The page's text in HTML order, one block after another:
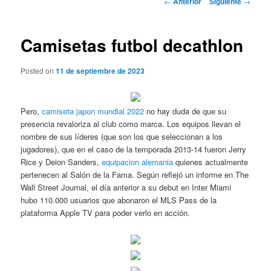
Camisetas futbol decathlon
Posted on11 de septiembre de 2023
Pero,camiseta japon mundial 2022 no hay duda de que su
presencia revaloriza al club como marca. Los equipos llevan el
nombre de sus líderes (que son los que seleccionan a los
jugadores), que en el caso de la temporada 2013-14 fueron Jerry
Rice y Deion Sanders,equipacion alemania quienes actualmente
pertenecen al Salón de la Fama. Según reflejó un informe en The
Wall Street Journal, el día anterior a su debut en Inter Miami
hubo 110.000 usuarios que abonaron el MLS Pass de la
plataforma Apple TV para poder verlo en acción.